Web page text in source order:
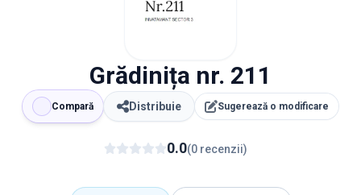
Grădinița nr. 211
Compară Distribuie Sugerează o modificare
0.0(0 recenzii)